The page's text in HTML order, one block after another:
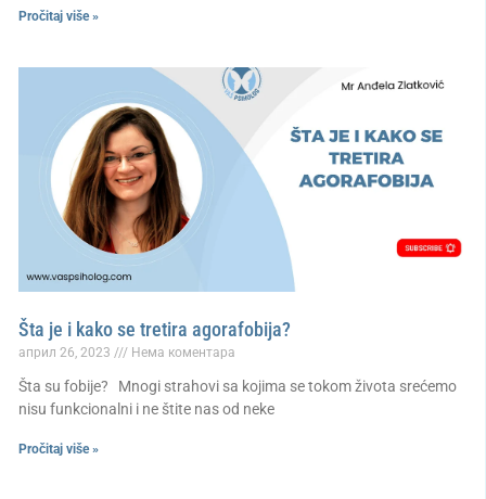
Pročitaj više »
Šta je i kako se tretira agorafobija?
април 26, 2023 Нема коментара
Šta su fobije? Mnogi strahovi sa kojima se tokom života srećemo
nisu funkcionalni i ne štite nas od neke
Pročitaj više »